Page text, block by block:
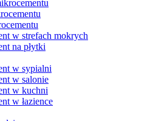
w strefach mokrych
na płytki
w sypialni
w salonie
w kuchni
w łazience